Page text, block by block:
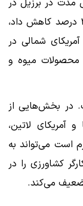
مدت در برزیل در
سال‌های ۲۰۲۳ و ۲۰۲۴، عملکرد سویا را تا ۲۰ درصد کاهش داد،
شمالی در
در محصولات میوه و
در بخش‌هایی از
آمریکای لاتین،
است می‌تواند به
کشاورزی را در
می‌کند.